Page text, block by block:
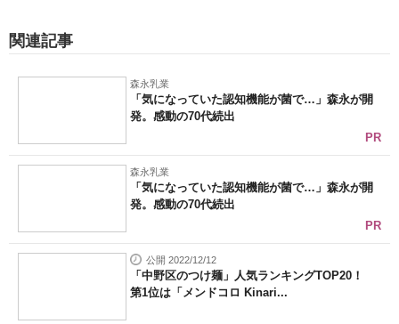
関連記事
森永乳業
「気になっていた認知機能が菌で…」森永が開
発。感動の70代続出
PR
森永乳業
「気になっていた認知機能が菌で…」森永が開
発。感動の70代続出
PR
公開 2022/12/12
「中野区のつけ麺」人気ランキングTOP20！
第1位は「メンドコロ Kinari...